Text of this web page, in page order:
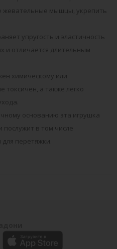
жевательные мышцы, укрепить
упругость и эластичность
и отличается длительным
химическому или
токсичен, а также легко
основанию эта игрушка
послужит в том числе
перетяжки.